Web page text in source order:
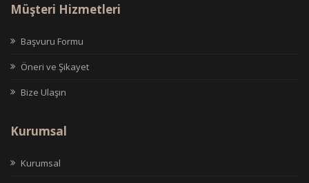
Müşteri Hizmetleri
Başvuru Formu
Öneri ve Şikayet
Bize Ulaşın
Kurumsal
Kurumsal